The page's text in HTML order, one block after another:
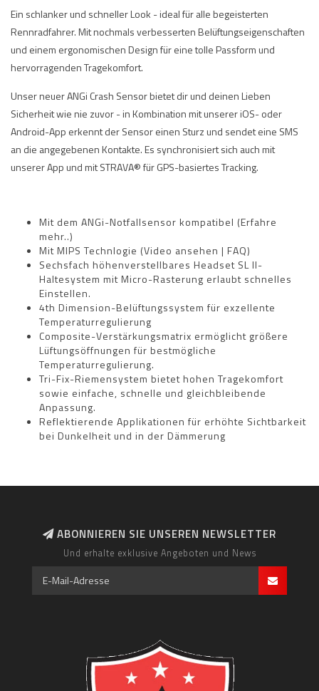
Ein schlanker und schneller Look - ideal für alle begeisterten
Rennradfahrer. Mit nochmals verbesserten Belüftungseigenschaften
und einem ergonomischen Design für eine tolle Passform und
hervorragenden Tragekomfort.
Unser neuer ANGi Crash Sensor bietet dir und deinen Lieben
Sicherheit wie nie zuvor - in Kombination mit unserer iOS- oder
Android-App erkennt der Sensor einen Sturz und sendet eine SMS
an die angegebenen Kontakte. Es synchronisiert sich auch mit
unserer App und mit STRAVA® für GPS-basiertes Tracking.
Mit dem ANGi-Notfallsensor kompatibel (Erfahre
mehr..)
Mit MIPS Technlogie (Video ansehen | FAQ)
Sechsfach höhenverstellbares Headset SL II-
Haltesystem mit Micro-Rasterung erlaubt schnelles
Einstellen.
4th Dimension-Belüftungssystem für exzellente
Temperaturregulierung
Composite-Verstärkungsmatrix ermöglicht größere
Lüftungsöffnungen für bestmögliche
Temperaturregulierung.
Tri-Fix-Riemensystem bietet hohen Tragekomfort
sowie einfache, schnelle und gleichbleibende
Anpassung.
Reflektierende Applikationen für erhöhte Sichtbarkeit
bei Dunkelheit und in der Dämmerung
ABONNIEREN SIE UNSEREN NEWSLETTER
Und erhalte exklusive Angeboten und News